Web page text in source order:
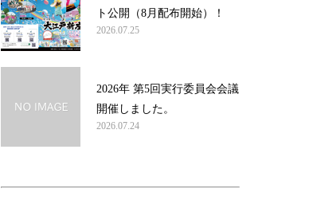
ト公開（8月配布開始）！
2026.07.25
2026年 第5回実行委員会会議
開催しました。
2026.07.24